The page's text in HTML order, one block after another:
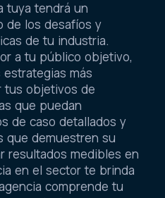
tuya tendrá un
de los desafíos y
de tu industria.
a tu público objetivo,
más
tus objetivos de
que puedan
de caso detallados y
que demuestren su
resultados medibles en
en el sector te brinda
comprende tu